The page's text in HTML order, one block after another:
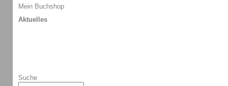
Mein Buchshop
Aktuelles
Suche